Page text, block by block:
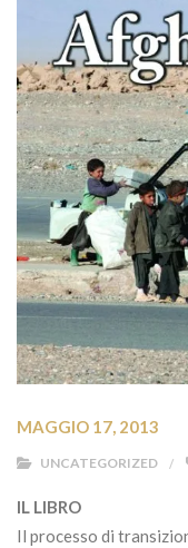
MAGGIO 17, 2013
UNCATEGORIZED
IL LIBRO
Il processo di